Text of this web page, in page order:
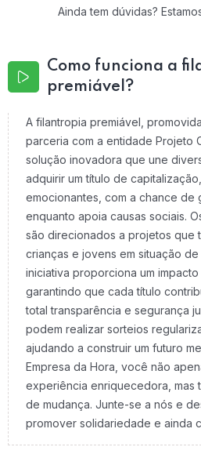
Ainda tem dúvidas?
Como funciona a
premiável?
A filantropia premiável,
parceria com a entidade Projeto
solução inovadora que une
adquirir um título de
emocionantes, com a chance de
enquanto apoia causas sociais.
são direcionados a projetos que
crianças e jovens em situação
iniciativa proporciona um
garantindo que cada título
total transparência e segurança
podem realizar sorteios
ajudando a construir um futuro
Empresa da Hora, você não
experiência enriquecedora, mas
de mudança. Junte-se a nós e
promover solidariedade e ainda